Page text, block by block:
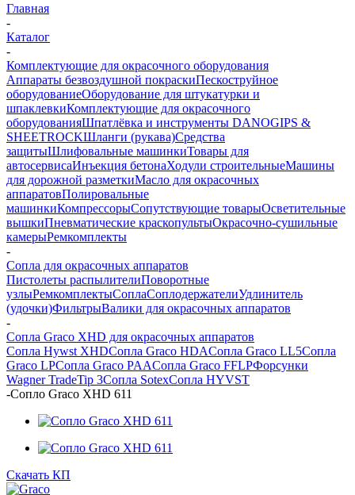
Главная
-
Каталог
-
Комплектующие для окрасочного оборудования
Аппараты безвоздушной покраскиПескоструйное
оборудованиеОборудование для штукатурки и
шпаклевкиКомплектующие для окрасочного
оборудованияШпатлёвка и инструменты DANOGIPS &
SHEETROCKШланги (рукава)Средства
защитыШлифовальные машинкиТовары для
автосервисаИнъекция бетонаХодули строительныеМашины
для дорожной разметкиМасло для окрасочных
аппаратовПолировальные
машинкиКомпрессорыСопутствующие товарыОсветительные
вышкиПневматические краскопультыОкрасочно-сушильные
камерыРемкомплекты
-
Сопла для окрасочных аппаратов
Пистолеты распылителиПоворотные
узлыРемкомплектыСоплаСоплодержателиУдлинитель
(удочки)ФильтрыВалики для окрасочных аппаратов
-
Сопла Graco XHD для окрасочных аппаратов
Сопла Hywst XHDСопла Graco HDAСопла Graco LL5Сопла
Graco LPСопла Graco PAAСопла Graco FFLPФорсунки
Wagner TradeTip 3Сопла SotexСопла HYVST
-Сопло Graco XHD 611
Скачать КП